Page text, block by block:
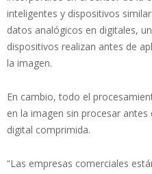
inteligentes y dispositivos
datos analógicos en digitales,
dispositivos realizan antes de
la imagen.
En cambio, todo el
en la imagen sin procesar
digital comprimida.
“Las empresas comerciales